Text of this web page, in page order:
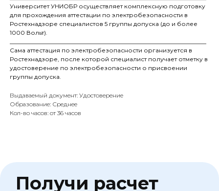
Университет УНИОБР осуществляет комплексную подготовку
для прохождения аттестации по электробезопасности в
Ростехнадзоре специалистов 5 группы допуска (до и более
1000 Вольт).
Сама аттестация по электробезопасности организуется в
Ростехнадзоре, после которой специалист получает отметку в
удостоверение по электробезопасности о присвоении
группы допуска.
Выдаваемый документ: Удостоверение
Образование: Среднее
Кол-во часов: от 36 часов
Дайте ответ на несколько
вопросов и получите расчет
стоимости обучения
Один шаг - расчёт ваш
Количество обучающихся
Образование
Обучение